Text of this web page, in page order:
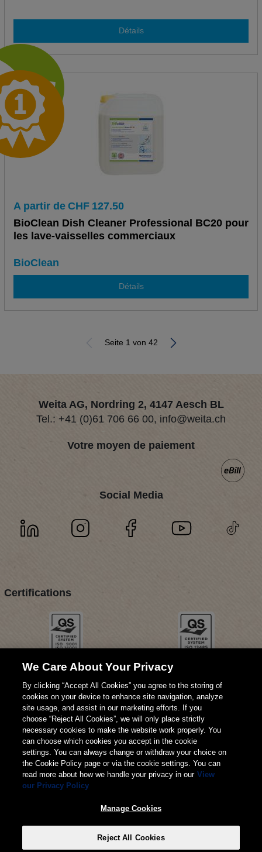
Détails
A partir de CHF 127.50
BioClean Dish Cleaner Professional BC20 pour
les lave-vaisselles commerciaux
BioClean
Détails
Seite 1 von 42
Weita AG, Nordring 2, 4147 Aesch BL
Tel.: +41 (0)61 706 66 00, info@weita.ch
Votre moyen de paiement
Social Media
Certifications
© 2026 Weita SA
We Care About Your Privacy
By clicking “Accept All Cookies” you agree to the storing of
cookies on your device to enhance site navigation, analyze
site usage, and assist in our marketing efforts. If you
choose “Reject All Cookies”, we will only place strictly
necessary cookies to make the website work properly. You
can choose which cookies you accept in the cookie
settings. You can always change or withdraw your choice on
the Cookie Policy page or via the cookie settings. You can
read more about how we handle your privacy in our View
our Privacy Policy
Manage Cookies
Reject All Cookies